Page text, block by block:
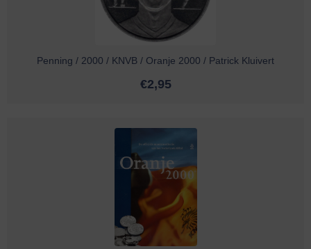
Penning / 2000 / KNVB / Oranje 2000 / Patrick Kluivert
€2,95